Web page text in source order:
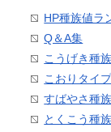
HP種族値ラ
Q＆A集
こうげき種
こおりタイ
すばやさ種
とくこう種